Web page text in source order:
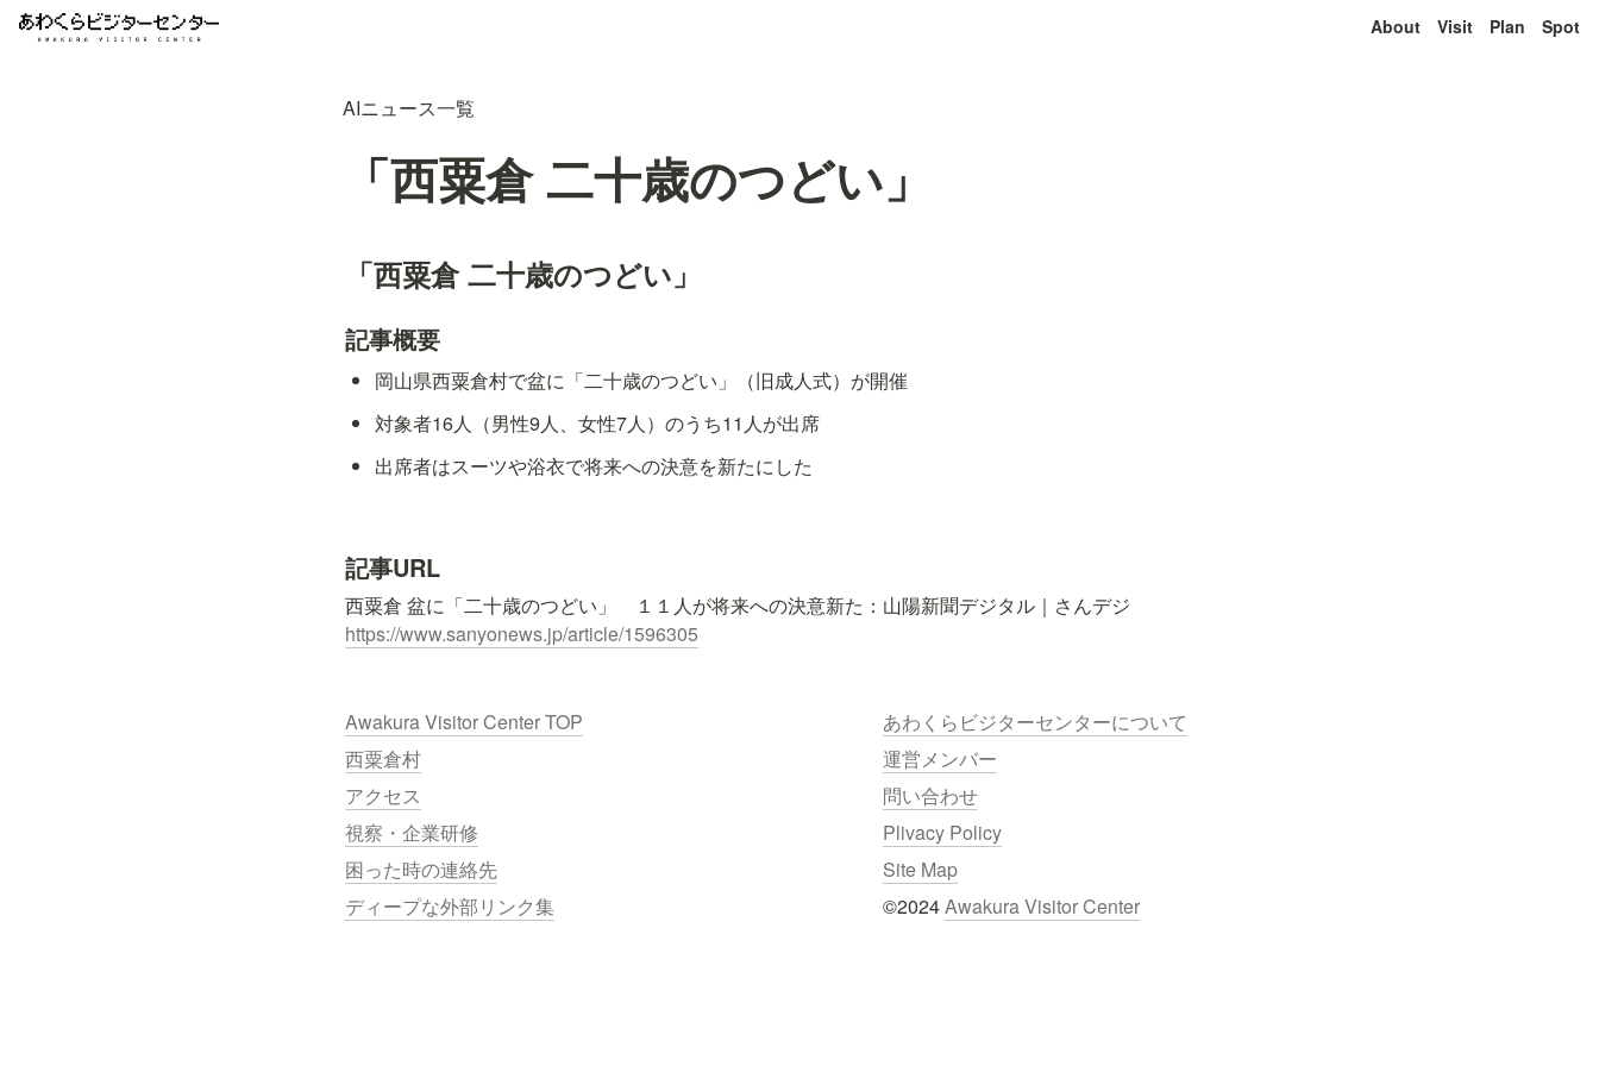
About Visit Plan Spot
AIニュース一覧
「西粟倉 二十歳のつどい」
「西粟倉 二十歳のつどい」
記事概要
岡山県西粟倉村で盆に「二十歳のつどい」（旧成人式）が開催
対象者16人（男性9人、女性7人）のうち11人が出席
出席者はスーツや浴衣で将来への決意を新たにした
記事URL
https://www.sanyonews.jp/article/1596305
Awakura Visitor Center TOP
西粟倉村
アクセス
視察・企業研修
困った時の連絡先
ディープな外部リンク集
あわくらビジターセンターについて
運営メンバー
問い合わせ
Plivacy Policy
Site Map
©2024 Awakura Visitor Center